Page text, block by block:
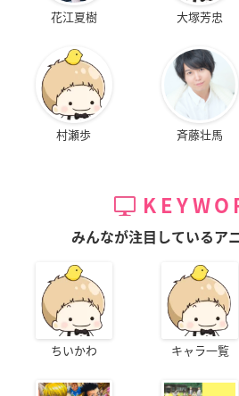
花江夏樹 大塚芳忠
村瀬歩 斉藤壮馬
みんなが注目しているア
ちいかわ キャラ一覧